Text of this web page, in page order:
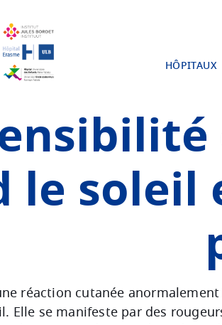
HÔPITAUX
le soleil
réaction cutanée
Elle se manifeste par des